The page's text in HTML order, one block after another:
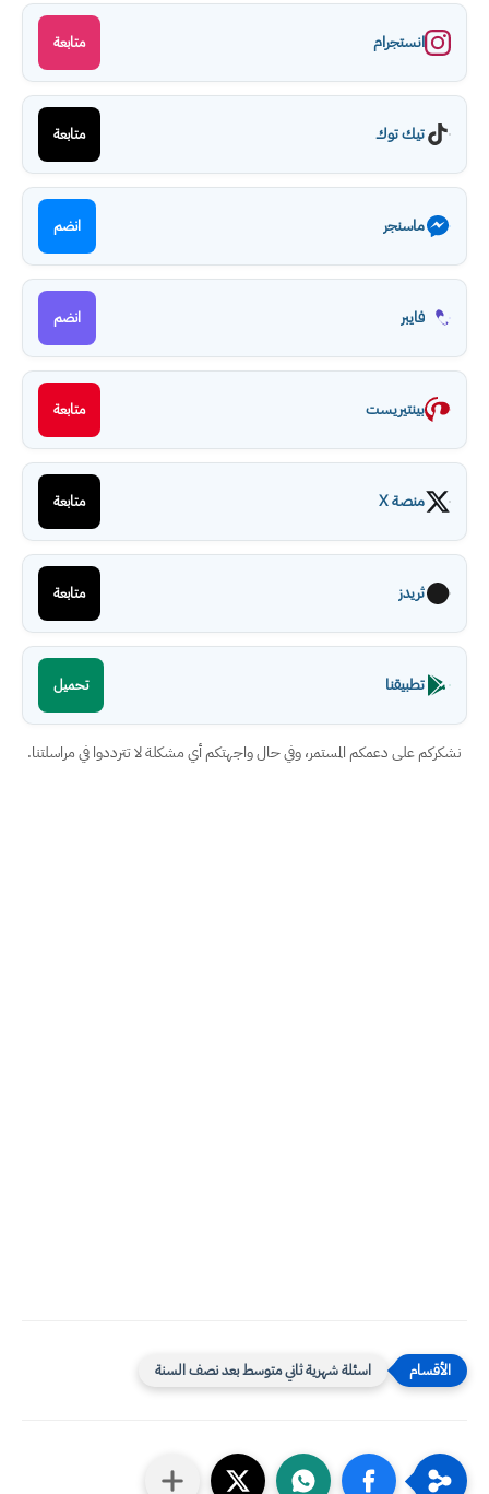
انستجرام متابعة
تيك توك متابعة
ماسنجر انضم
فايبر انضم
بينتيريست متابعة
منصة X متابعة
ثريدز متابعة
تطبيقنا تحميل
نشكركم على دعمكم المستمر، وفي حال واجهتكم أي مشكلة لا تترددوا في مراسلتنا.
اسئلة شهرية ثاني متوسط بعد نصف السنة